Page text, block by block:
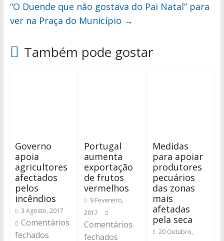
“O Duende que não gostava do Pai Natal” para
ver na Praça do Município →
Também pode gostar
Governo
apoia
agricultores
afectados
pelos
incêndios
3 Agosto, 2017
Comentários
fechados
Portugal
aumenta
exportação
de frutos
vermelhos
9 Fevereiro,
2017
Comentários
fechados
Medidas
para apoiar
produtores
pecuários
das zonas
mais
afetadas
pela seca
20 Outubro,